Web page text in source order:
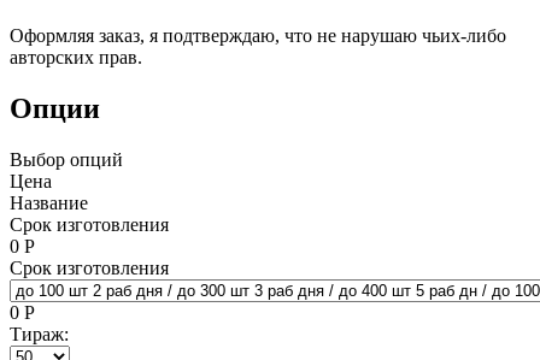
Оформляя заказ, я подтверждаю, что не нарушаю чьих-либо
авторских прав.
Опции
Выбор опций
Цена
Название
Срок изготовления
0 Р
Срок изготовления
0 Р
Тираж: